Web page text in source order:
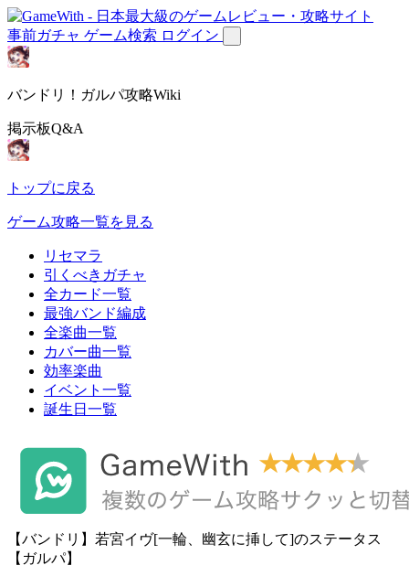
事前ガチャ ゲーム検索 ログイン
バンドリ！ガルパ攻略Wiki
掲示板Q&A
トップに戻る
ゲーム攻略一覧を見る
リセマラ
引くべきガチャ
全カード一覧
最強バンド編成
全楽曲一覧
カバー曲一覧
効率楽曲
イベント一覧
誕生日一覧
【バンドリ】若宮イヴ[一輪、幽玄に挿して]のステータス
【ガルパ】